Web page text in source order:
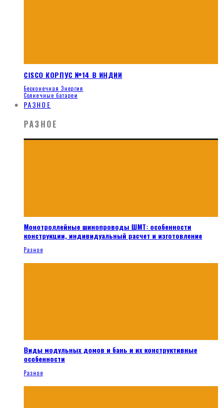
CISCO КОРПУС №14 В ИНДИИ
Бесконечная Энергия
Солнечные батареи
РАЗНОЕ
РАЗНОЕ
Монотроллейные шинопроводы ШМТ: особенности
конструкции, индивидуальный расчет и изготовление
Разное
Виды модульных домов и бань и их конструктивные
особенности
Разное